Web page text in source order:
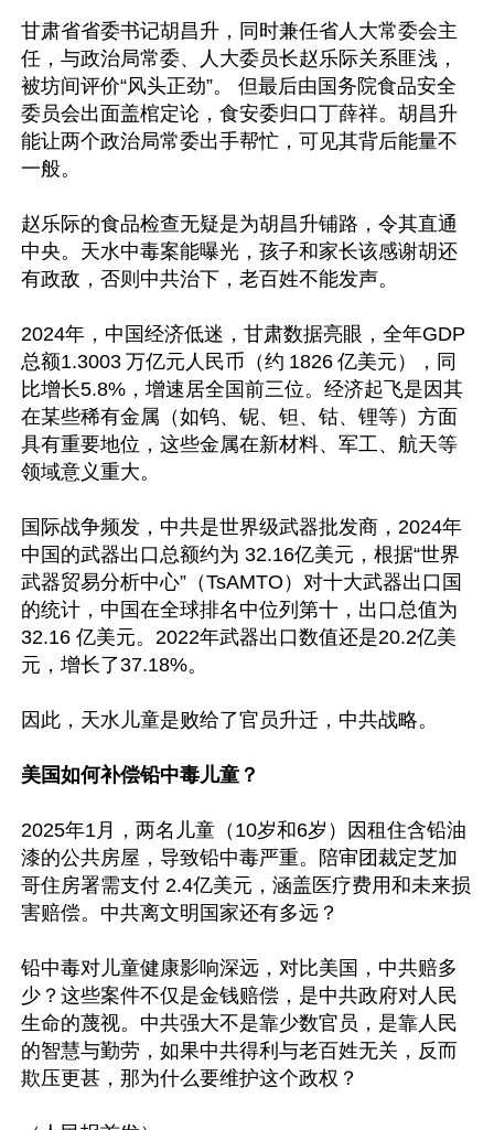
甘肃省省委书记胡昌升，同时兼任省人大常委会主
任，与政治局常委、人大委员长赵乐际关系匪浅，
被坊间评价“风头正劲”。 但最后由国务院食品安全
委员会出面盖棺定论，食安委归口丁薛祥。胡昌升
能让两个政治局常委出手帮忙，可见其背后能量不
一般。
赵乐际的食品检查无疑是为胡昌升铺路，令其直通
中央。天水中毒案能曝光，孩子和家长该感谢胡还
有政敌，否则中共治下，老百姓不能发声。
2024年，中国经济低迷，甘肃数据亮眼，全年GDP
总额1.3003 万亿元人民币（约 1826 亿美元），同
比增长5.8%，增速居全国前三位。经济起飞是因其
在某些稀有金属（如钨、铌、钽、钴、锂等）方面
具有重要地位，这些金属在新材料、军工、航天等
领域意义重大。
国际战争频发，中共是世界级武器批发商，2024年
中国的武器出口总额约为 32.16亿美元，根据“世界
武器贸易分析中心”（TsAMTO）对十大武器出口国
的统计，中国在全球排名中位列第十，出口总值为
32.16 亿美元。2022年武器出口数值还是20.2亿美
元，增长了37.18%。
因此，天水儿童是败给了官员升迁，中共战略。
美国如何补偿铅中毒儿童？
2025年1月，两名儿童（10岁和6岁）因租住含铅油
漆的公共房屋，导致铅中毒严重。陪审团裁定芝加
哥住房署需支付 2.4亿美元，涵盖医疗费用和未来损
害赔偿。中共离文明国家还有多远？
铅中毒对儿童健康影响深远，对比美国，中共赔多
少？这些案件不仅是金钱赔偿，是中共政府对人民
生命的蔑视。中共强大不是靠少数官员，是靠人民
的智慧与勤劳，如果中共得利与老百姓无关，反而
欺压更甚，那为什么要维护这个政权？